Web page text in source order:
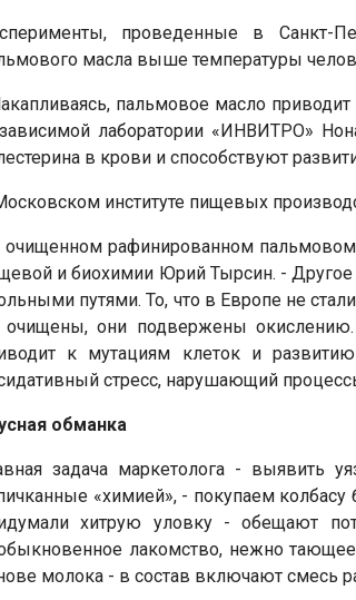
проведенные в Санкт-
масла выше температуры
пальмовое масло
лаборатории «ИНВИТРО»
в крови и способствуют
институте пищевых
очищенном рафинированном пальмовом
и биохимии Юрий Тырсин. - Другое
путями. То, что в Европе не
очищены, они подвержены
к мутациям клеток и
стресс, нарушающий
обманка
задача маркетолога - выявить
«химией», - покупаем
хитрую уловку - обещают
лакомство, нежно тающее
молока - в состав включают смесь